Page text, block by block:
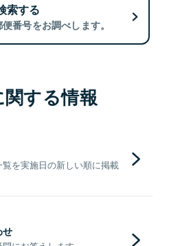
索する
番号をお調べします。
する情報
を実施日の新しい順に掲載
せ